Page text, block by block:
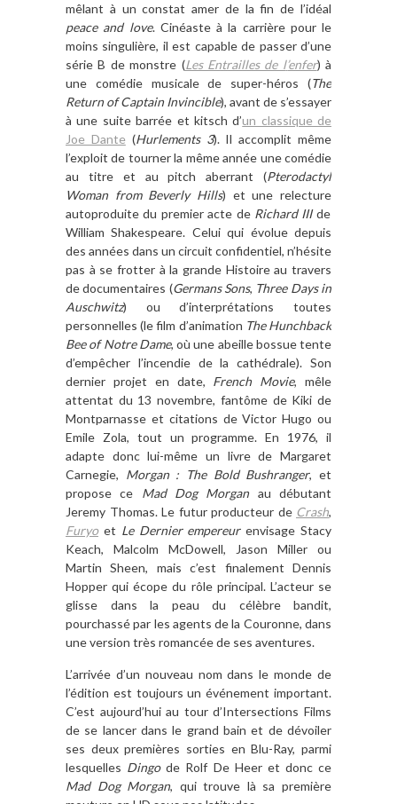
mêlant à un constat amer de la fin de l’idéal
peace and love. Cinéaste àla carrière pour le
moins singulière, il est capable de passer d’une
série B de monstre (Les Entrailles de l’enfer) à
une comédie musicale de super-héros (The
Return of Captain Invincible), avant de s’essayer
àune suite barrée et kitsch d’un classique de
Joe Dante (Hurlements 3). Il accomplit même
l’exploit de tourner la même année une comédie
au titre et au pitch aberrant (Pterodactyl
Woman from Beverly Hills) et une relecture
autoproduite du premier acte de Richard IIIde
William Shakespeare. Celui qui évolue depuis
des années dans un circuit confidentiel, n’hésite
pas à se frotter àla grande Histoire au travers
de documentaires (Germans Sons, Three Days in
Auschwitz) ou d’interprétations toutes
personnelles (le film d’animation The Hunchback
Bee of Notre Dame, oùune abeille bossue tente
d’empêcher l’incendie de la cathédrale). Son
dernier projet en date, French Movie, mêle
attentat du 13 novembre, fantôme de Kiki de
Montparnasse et citations de Victor Hugo ou
Emile Zola, tout un programme. En 1976, il
adapte donc lui-même un livre de Margaret
Carnegie, Morgan : The Bold Bushranger, et
propose ce Mad Dog Morgan au débutant
Jeremy Thomas. Le futur producteur de Crash,
Furyoet Le Dernier empereurenvisage Stacy
Keach, Malcolm McDowell, Jason Miller ou
Martin Sheen, mais c’est finalement Dennis
Hopper qui écope du rôle principal. L’acteur se
glisse dans la peau du célèbre bandit,
pourchassé par les agents de la Couronne, dans
une version très romancée de ses aventures.
L’arrivée d’un nouveau nom dans le monde de
l’édition est toujours un événement important.
C’est aujourd’hui au tour d’Intersections Films
de se lancer dans le grand bain et de dévoiler
ses deux premières sorties en Blu-Ray, parmi
lesquelles Dingode Rolf De Heer et donc ce
Mad Dog Morgan, qui trouve là sa première